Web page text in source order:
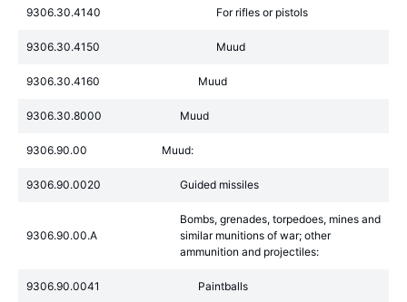
9306.30.4140 For rifles or pistols
9306.30.4150 Muud
9306.30.4160 Muud
9306.30.8000 Muud
9306.90.00 Muud:
9306.90.0020 Guided missiles
9306.90.00.A
Bombs, grenades, torpedoes, mines and
similar munitions of war; other
ammunition and projectiles:
9306.90.0041 Paintballs